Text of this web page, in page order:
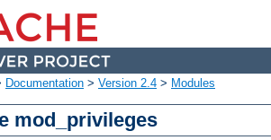
Documentation > Version 2.4 > Modules
mod_privileges